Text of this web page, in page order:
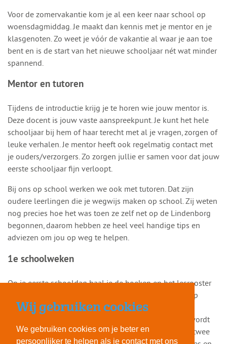
Wij gebruiken cookies
We gebruiken cookies om je beter en
persoonlijker te helpen als je contact met ons
Voor de zomervakantie kom je al een keer naar school op
woensdagmiddag. Je maakt dan kennis met je mentor en je
klasgenoten. Zo weet je vóór de vakantie al waar je aan toe
bent en is de start van het nieuwe schooljaar nét wat minder
spannend.
Mentor en tutoren
Tijdens de introductie krijg je te horen wie jouw mentor is.
Deze docent is jouw vaste aanspreekpunt. Je kunt het hele
schooljaar bij hem of haar terecht met al je vragen, zorgen of
leuke verhalen. Je mentor heeft ook regelmatig contact met
je ouders/verzorgers. Zo zorgen jullie er samen voor dat jouw
eerste schooljaar fijn verloopt.
Bij ons op school werken we ook met tutoren. Dat zijn
oudere leerlingen die je wegwijs maken op school. Zij weten
nog precies hoe het was toen ze zelf net op de Lindenborg
begonnen, daarom hebben ze heel veel handige tips en
adviezen om jou op weg te helpen.
1e schoolweken
Op je eerste schooldag haal je de boeken en het lesrooster
op. Je mentor en de tutoren heten je welkom bij ons op
school. In de eerste schoolweek organiseren we veel
activiteiten waarmee je elkaar beter leert kennen. Zo wordt
het meteen gezellig in de klas. Als klas ga je ook nog twee